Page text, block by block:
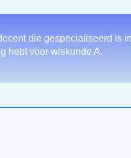
die gespecialiseerd is in
hebt voor wiskunde A.